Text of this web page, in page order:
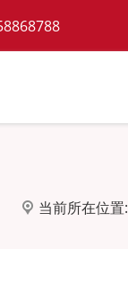
当前所在位置: